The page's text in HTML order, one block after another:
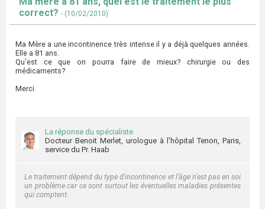
correct? - (10/02/2010)
Ma Mère a une incontinence très intense il y a déjà quelques années.
Elle a 81 ans.
Qu'est ce que on pourra faire de mieux? chirurgie ou des
médicaments?
Merci
La réponse du spécialiste
Docteur Benoit Merlet, urologue à l'hôpital Tenon, Paris,
service du Pr. Haab
Le traitement dépend du type d'incontinence et l'âge n'est pas en soi
un problème car ce sont surtout les éventuelles maladies présentes
qui comptent.